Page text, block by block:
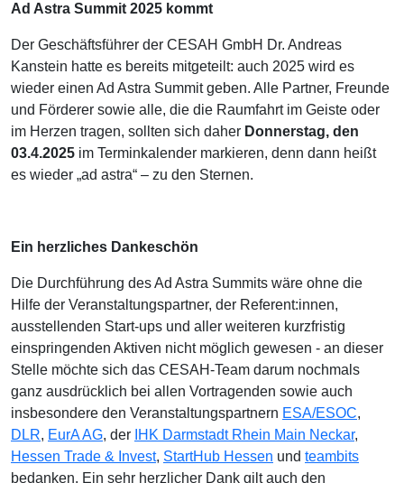
Ad Astra Summit 2025 kommt
Der Geschäftsführer der CESAH GmbH Dr. Andreas
Kanstein hatte es bereits mitgeteilt: auch 2025 wird es
wieder einen Ad Astra Summit geben. Alle Partner, Freunde
und Förderer sowie alle, die die Raumfahrt im Geiste oder
im Herzen tragen, sollten sich daher Donnerstag, den
03.4.2025 im Terminkalender markieren, denn dann heißt
es wieder „ad astra“ – zu den Sternen.
Ein herzliches Dankeschön
Die Durchführung des Ad Astra Summits wäre ohne die
Hilfe der Veranstaltungspartner, der Referent:innen,
ausstellenden Start-ups und aller weiteren kurzfristig
einspringenden Aktiven nicht möglich gewesen - an dieser
Stelle möchte sich das CESAH-Team darum nochmals
ganz ausdrücklich bei allen Vortragenden sowie auch
insbesondere den Veranstaltungspartnern ESA/ESOC,
DLR, EurA AG, der IHK Darmstadt Rhein Main Neckar,
Hessen Trade & Invest, StartHub Hessen und teambits
bedanken. Ein sehr herzlicher Dank gilt auch den